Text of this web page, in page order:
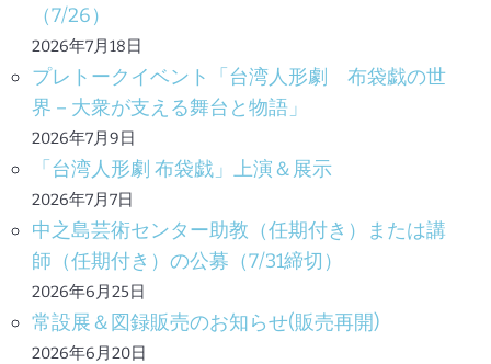
（7/26）
2026年7月18日
プレトークイベント「台湾人形劇 布袋戯の世
界－大衆が支える舞台と物語」
2026年7月9日
「台湾人形劇 布袋戯」上演＆展示
2026年7月7日
中之島芸術センター助教（任期付き）または講
師（任期付き）の公募（7/31締切）
2026年6月25日
常設展＆図録販売のお知らせ(販売再開)
2026年6月20日